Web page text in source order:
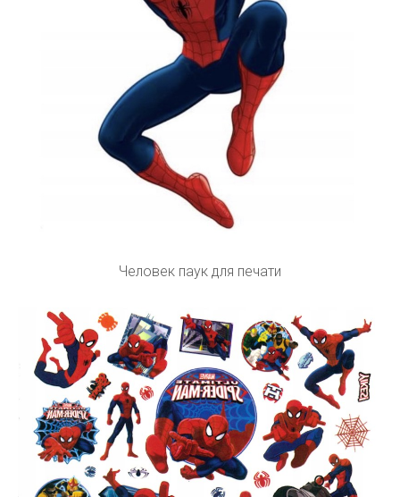
Человек паук для печати